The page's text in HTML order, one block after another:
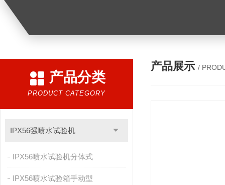
产品分类
PRODUCT CATEGORY
IPX56强喷水试验机
IPX56喷水试验机分体式
IPX56喷水试验箱手动型
产品展示 /